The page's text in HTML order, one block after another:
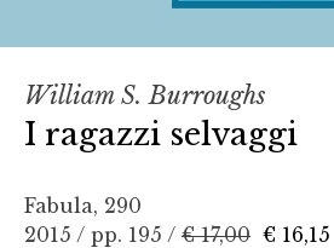
William S. Burroughs
I ragazzi selvaggi
Fabula, 290
2015 / pp. 195 / € 17,00 € 16,15